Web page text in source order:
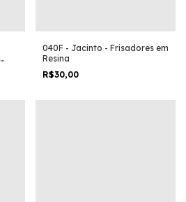
040F - Jacinto - Frisadores em
Resina
R$30,00